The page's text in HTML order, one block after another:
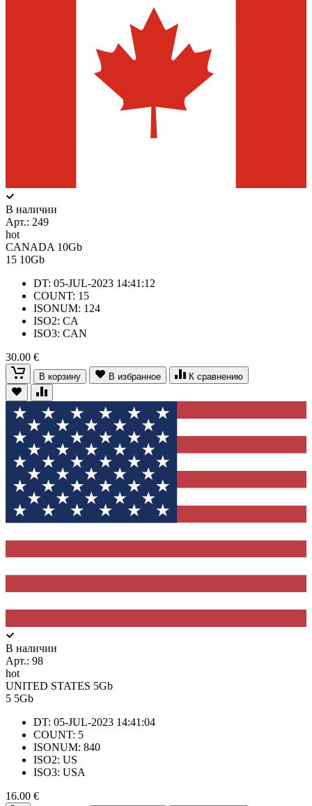
В наличии
Арт.: 249
hot
CANADA 10Gb
15 10Gb
DT: 05-JUL-2023 14:41:12
COUNT: 15
ISONUM: 124
ISO2: CA
ISO3: CAN
30.00 €
В корзину В избранное К сравнению
В наличии
Арт.: 98
hot
UNITED STATES 5Gb
5 5Gb
DT: 05-JUL-2023 14:41:04
COUNT: 5
ISONUM: 840
ISO2: US
ISO3: USA
16.00 €